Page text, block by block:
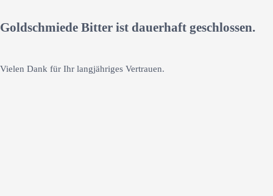
Goldschmiede Bitter ist dauerhaft geschlossen.
Vielen Dank für Ihr langjähriges Vertrauen.